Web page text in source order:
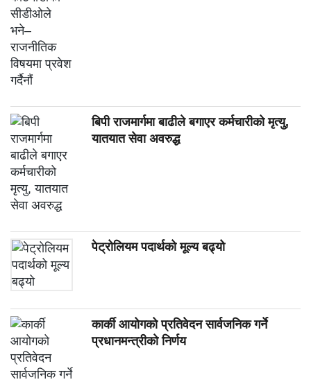
बिपी राजमार्गमा बाढीले बगाएर कर्मचारीको मृत्यु,
यातयात सेवा अवरुद्ध
पेट्रोलियम पदार्थको मूल्य बढ्यो
कार्की आयोगको प्रतिवेदन सार्वजनिक गर्ने
प्रधानमन्त्रीको निर्णय